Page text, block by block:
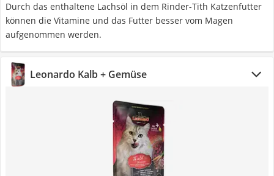
Durch das enthaltene Lachsöl in dem Rinder-Tith Katzenfutter
können die Vitamine und das Futter besser vom Magen
aufgenommen werden.
Leonardo Kalb + Gemüse